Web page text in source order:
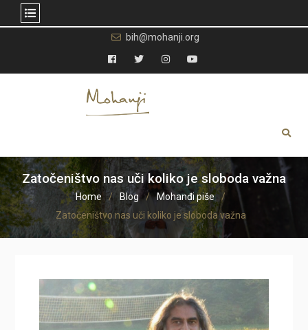
content
bih@mohanji.org
Facebook
TwitterInstagramYouTube
Zatočeništvo nas uči koliko je sloboda važna
Home Blog
Mohanđi piše
Zatočeništvo nas uči koliko je sloboda važna